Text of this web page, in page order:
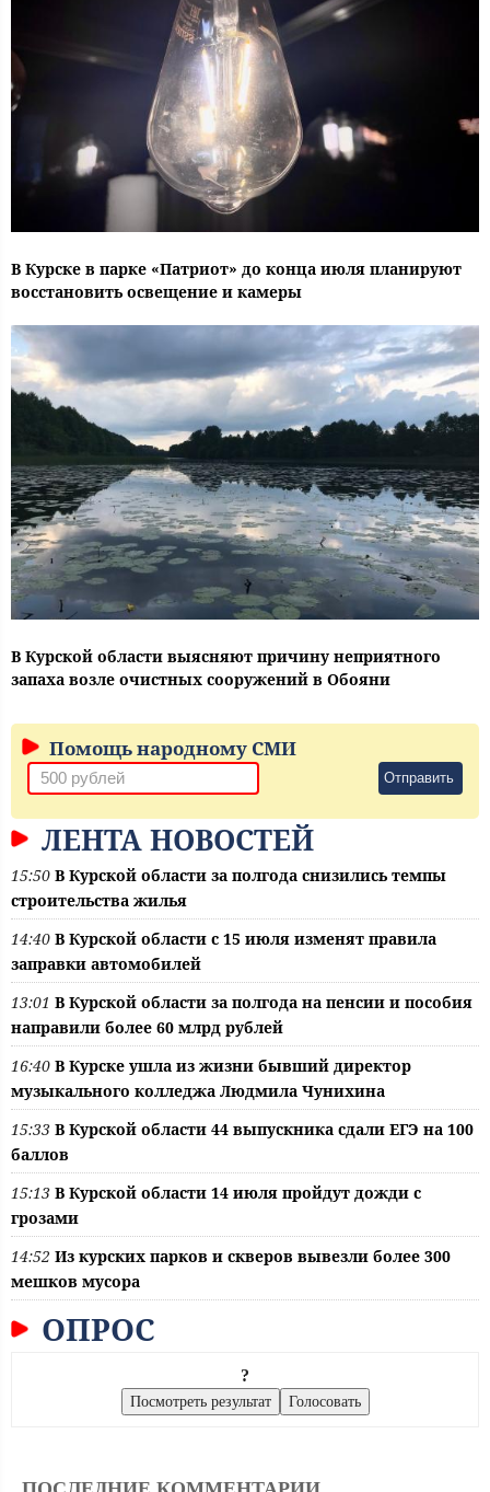
В Курске в парке «Патриот» до конца июля планируют
восстановить освещение и камеры
В Курской области выясняют причину неприятного
запаха возле очистных сооружений в Обояни
Помощь народному СМИ
Отправить
ЛЕНТА НОВОСТЕЙ
15:50 В Курской области за полгода снизились темпы
строительства жилья
14:40 В Курской области с 15 июля изменят правила
заправки автомобилей
13:01 В Курской области за полгода на пенсии и пособия
направили более 60 млрд рублей
16:40 В Курске ушла из жизни бывший директор
музыкального колледжа Людмила Чунихина
15:33 В Курской области 44 выпускника сдали ЕГЭ на 100
баллов
15:13 В Курской области 14 июля пройдут дожди с
грозами
14:52 Из курских парков и скверов вывезли более 300
мешков мусора
ОПРОС
?